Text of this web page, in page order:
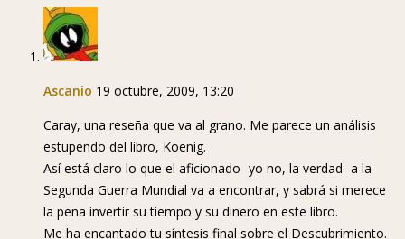
Ascanio 19 octubre, 2009, 13:20
Caray, una reseña que va al grano. Me parece un análisis
estupendo del libro, Koenig.
Así está claro lo que el aficionado -yo no, la verdad- a la
Segunda Guerra Mundial va a encontrar, y sabrá si merece
la pena invertir su tiempo y su dinero en este libro.
Me ha encantado tu síntesis final sobre el Descubrimiento.